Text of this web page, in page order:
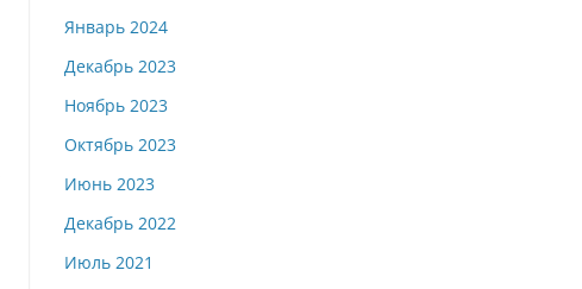
Январь 2024
Декабрь 2023
Ноябрь 2023
Октябрь 2023
Июнь 2023
Декабрь 2022
Июль 2021